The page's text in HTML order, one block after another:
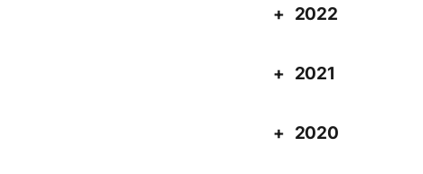
2022
2021
2020